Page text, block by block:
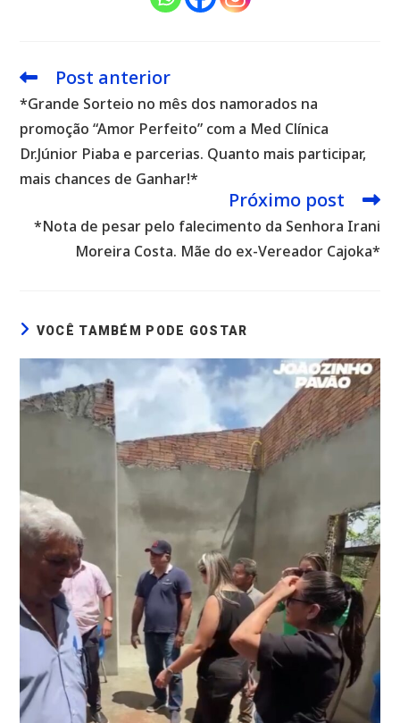
Leia
artigos
Post anterior
*Grande Sorteio no mês dos namorados na
promoção “Amor Perfeito” com a Med Clínica
Dr.Júnior Piaba e parcerias. Quanto mais participar,
mais chances de Ganhar!*
Próximo post
*Nota de pesar pelo falecimento da Senhora Irani
Moreira Costa. Mãe do ex-Vereador Cajoka*
VOCÊ TAMBÉM PODE GOSTAR